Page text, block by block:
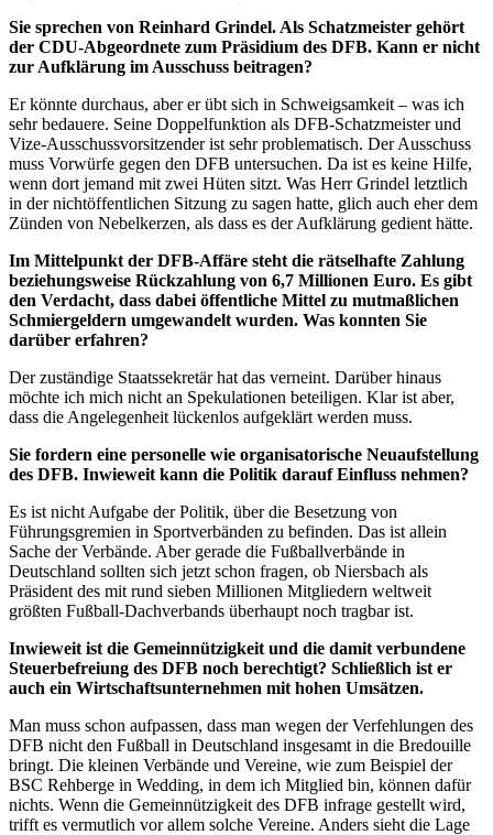
Sie sprechen von Reinhard Grindel. Als Schatzmeister gehört
der CDU-Abgeordnete zum Präsidium des DFB. Kann er nicht
zur Aufklärung im Ausschuss beitragen?
Er könnte durchaus, aber er übt sich in Schweigsamkeit – was ich
sehr bedauere. Seine Doppelfunktion als DFB-Schatzmeister und
Vize-Ausschussvorsitzender ist sehr problematisch. Der Ausschuss
muss Vorwürfe gegen den DFB untersuchen. Da ist es keine Hilfe,
wenn dort jemand mit zwei Hüten sitzt. Was Herr Grindel letztlich
in der nichtöffentlichen Sitzung zu sagen hatte, glich auch eher dem
Zünden von Nebelkerzen, als dass es der Aufklärung gedient hätte.
Im Mittelpunkt der DFB-Affäre steht die rätselhafte Zahlung
beziehungsweise Rückzahlung von 6,7 Millionen Euro. Es gibt
den Verdacht, dass dabei öffentliche Mittel zu mutmaßlichen
Schmiergeldern umgewandelt wurden. Was konnten Sie
darüber erfahren?
Der zuständige Staatssekretär hat das verneint. Darüber hinaus
möchte ich mich nicht an Spekulationen beteiligen. Klar ist aber,
dass die Angelegenheit lückenlos aufgeklärt werden muss.
Sie fordern eine personelle wie organisatorische Neuaufstellung
des DFB. Inwieweit kann die Politik darauf Einfluss nehmen?
Es ist nicht Aufgabe der Politik, über die Besetzung von
Führungsgremien in Sportverbänden zu befinden. Das ist allein
Sache der Verbände. Aber gerade die Fußballverbände in
Deutschland sollten sich jetzt schon fragen, ob Niersbach als
Präsident des mit rund sieben Millionen Mitgliedern weltweit
größten Fußball-Dachverbands überhaupt noch tragbar ist.
Inwieweit ist die Gemeinnützigkeit und die damit verbundene
Steuerbefreiung des DFB noch berechtigt? Schließlich ist er
auch ein Wirtschaftsunternehmen mit hohen Umsätzen.
Man muss schon aufpassen, dass man wegen der Verfehlungen des
DFB nicht den Fußball in Deutschland insgesamt in die Bredouille
bringt. Die kleinen Verbände und Vereine, wie zum Beispiel der
BSC Rehberge in Wedding, in dem ich Mitglied bin, können dafür
nichts. Wenn die Gemeinnützigkeit des DFB infrage gestellt wird,
trifft es vermutlich vor allem solche Vereine. Anders sieht die Lage